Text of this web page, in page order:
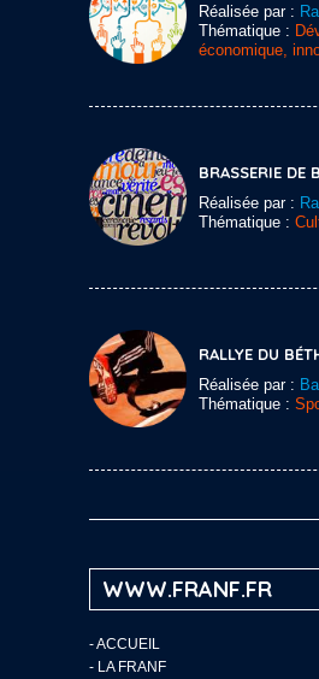
Réalisée par :
Thématique :
économique,
BRASSERIE DE
Réalisée par :
Thématique :
RALLYE DU
Réalisée par :
Thématique :
WWW.FRANF.FR
-ACCUEIL
- LA FRANF